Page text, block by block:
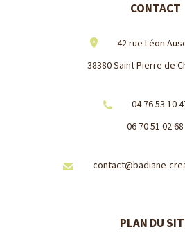
CONTACT
42 rue Léon
38380 Saint Pierre de
04 76 53 10
06 70 51 02 68
contact@badiane-
PLAN DU